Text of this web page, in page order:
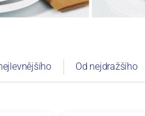
Od nejdražšího